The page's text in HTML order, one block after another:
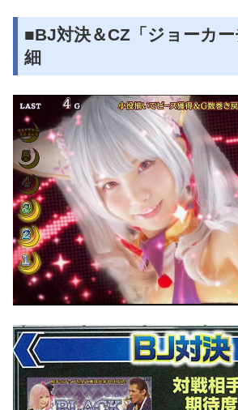
■BJ対決＆CZ「ジョーカ
細